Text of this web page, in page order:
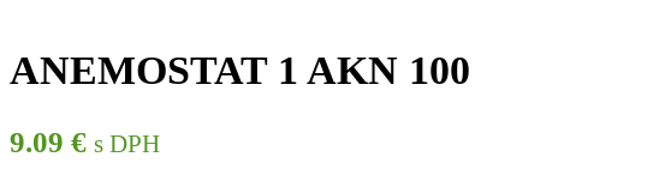
ANEMOSTAT 1 AKN 100
9.09 € s DPH